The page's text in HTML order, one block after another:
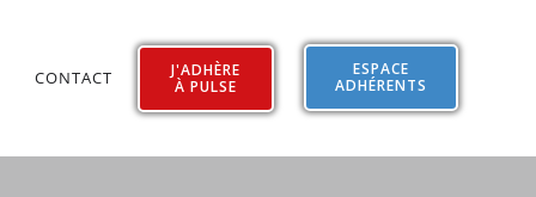
CONTACT
J'ADHÈRE
À PULSE
ESPACE
ADHÉRENTS